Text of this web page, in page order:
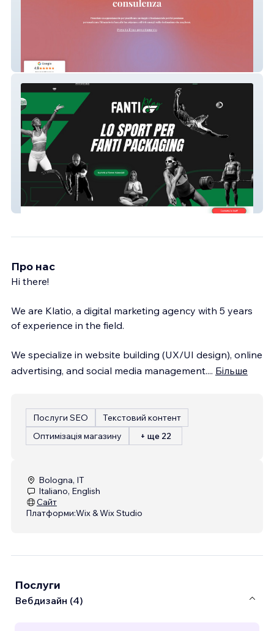
Hamearis Tour
Gruppo Fanti Spa
Про нас
Hi there!
We are Klatio, a digital marketing agency with 5 years
of experience in the field.
We specialize in website building (UX/UI design), online
advertising, and social media management.... Більше
Послуги SEO
Текстовий контент
Оптимізація магазину
+ ще 22
Bologna, IT
Italiano, English
Сайт
Платформи:Wix & Wix Studio
Послуги
Вебдизайн (4)